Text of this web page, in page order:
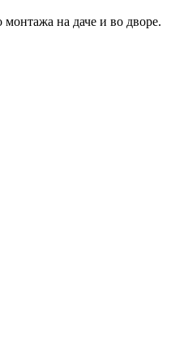
на даче и во дворе.